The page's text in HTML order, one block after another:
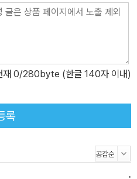
. 다시 말해 정의는 여전히 만들어
하는 것이 정당한 것이다. 세 번째
의 믿음을 주는 것”이라고 말한
과 더불어, 유일한 관계 속에서 상
주는 것이 낭시의 사랑이다. 마
는 ‘아름다움이란 무엇일까? 어쩌
시는, 아름다움은 마치 나르시스가
있고 우리를 초월하는 무언가
재 0/280byte (한글 140자 이내)
록